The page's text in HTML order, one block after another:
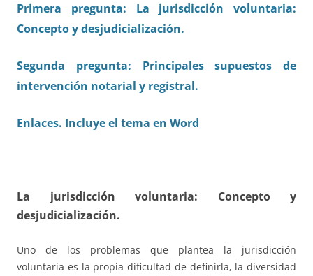
Primera pregunta: La jurisdicción voluntaria:
Concepto y desjudicialización.
Segunda pregunta: Principales supuestos de
intervención notarial y registral.
Enlaces. Incluye el tema en Word
La jurisdicción voluntaria: Concepto y
desjudicialización.
Uno de los problemas que plantea la jurisdicción
voluntaria es la propia dificultad de definirla, la diversidad